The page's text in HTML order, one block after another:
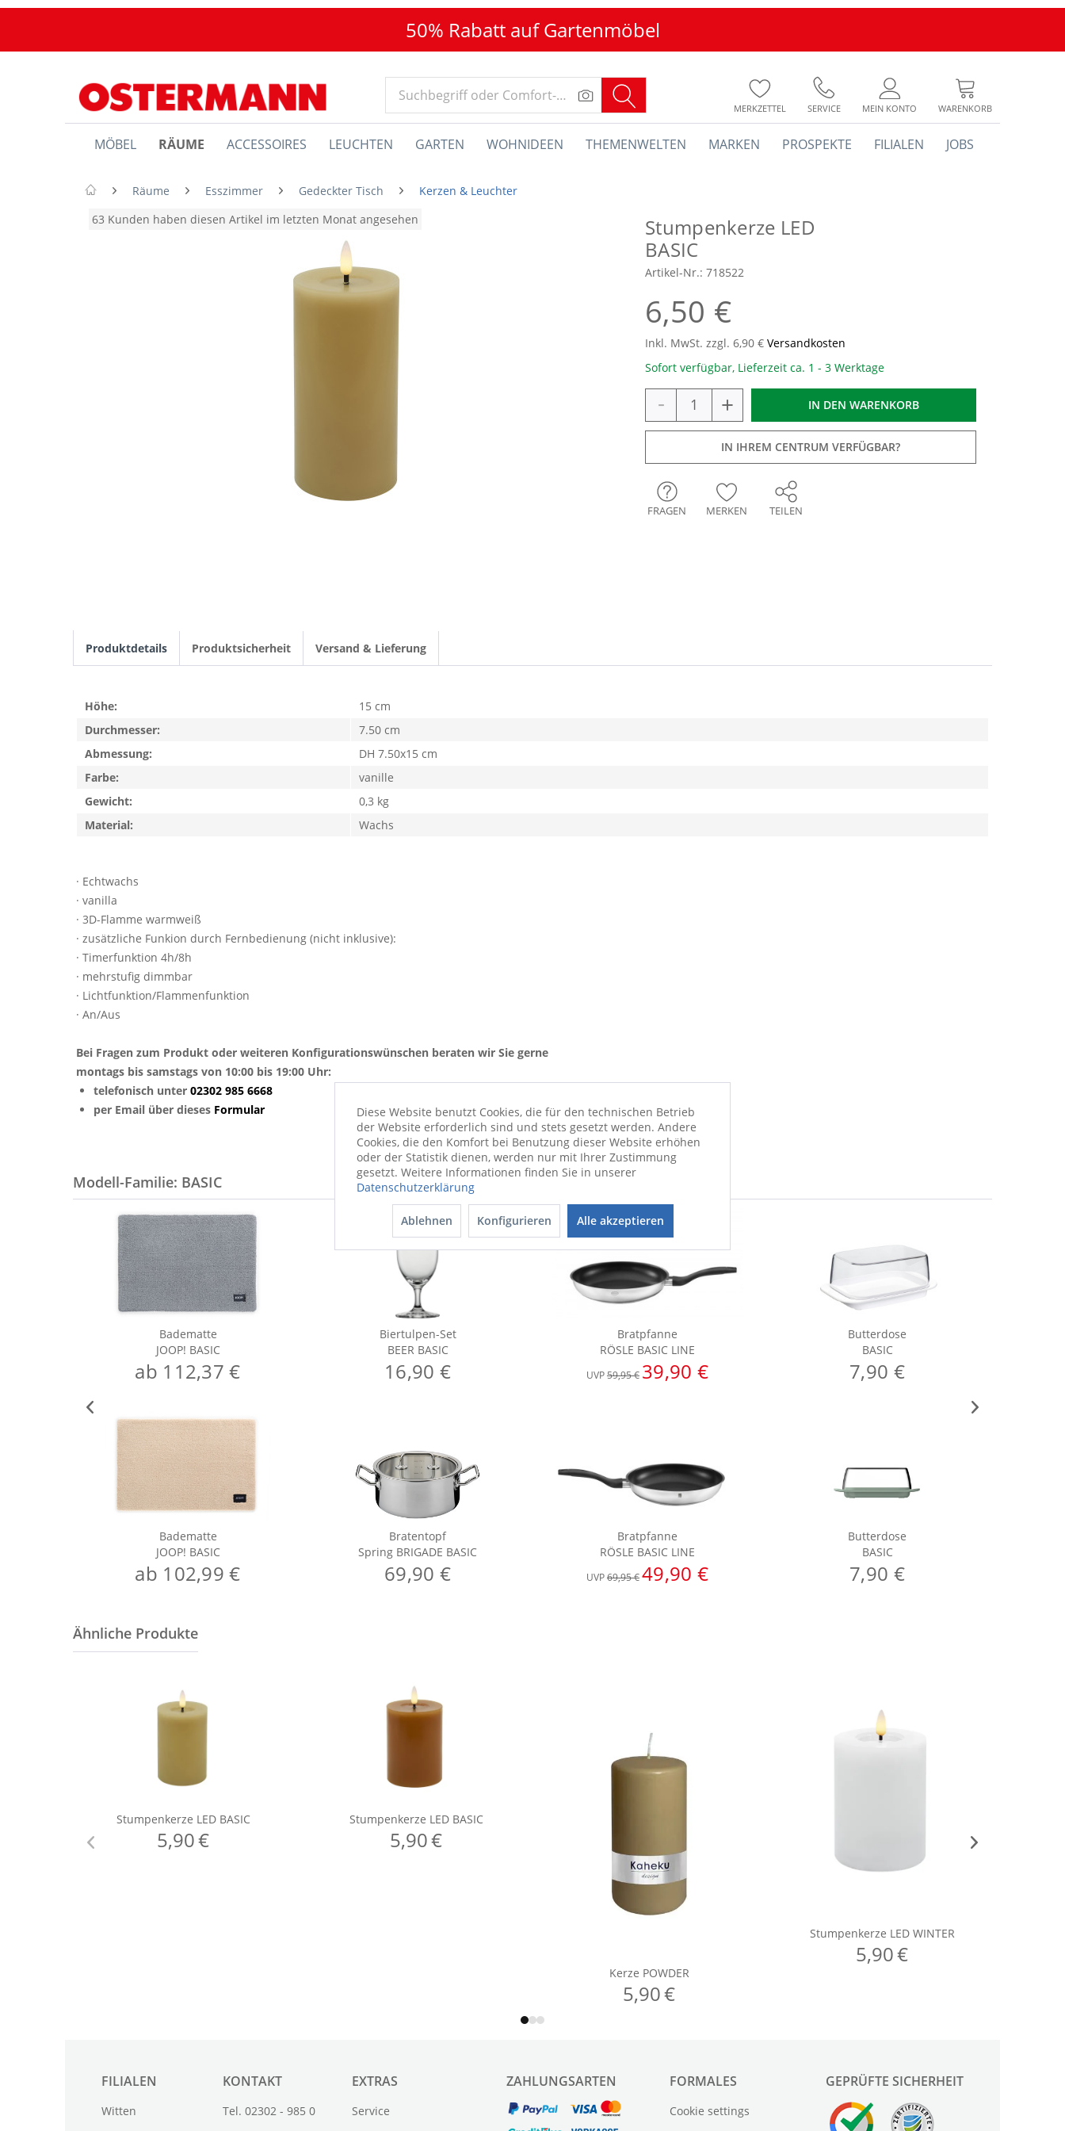
50% Rabatt auf Gartenmöbel
MERKZETTEL SERVICE MEIN KONTO WARENKORB
MÖBEL RÄUME ACCESSOIRES LEUCHTEN GARTEN WOHNIDEEN THEMENWELTEN MARKEN PROSPEKTE FILIALEN JOBS
Räume Esszimmer Gedeckter Tisch
Kerzen & Leuchter
63 Kunden haben diesen Artikel im letzten Monat angesehen
Stumpenkerze LED
BASIC
Artikel-Nr.: 718522
6,50 €
Inkl. MwSt. zzgl. 6,90 € Versandkosten
Sofort verfügbar, Lieferzeit ca. 1 - 3 Werktage
- + IN DEN WARENKORB
IN IHREM CENTRUM VERFÜGBAR?
FRAGEN MERKEN TEILEN
Produktdetails Produktsicherheit Versand & Lieferung
· Echtwachs
· vanilla
· 3D-Flamme warmweiß
· zusätzliche Funkion durch Fernbedienung (nicht inklusive):
· Timerfunktion 4h/8h
· mehrstufig dimmbar
· Lichtfunktion/Flammenfunktion
· An/Aus
Bei Fragen zum Produkt oder weiteren Konfigurationswünschen beraten wir Sie gerne
montags bis samstags von 10:00 bis 19:00 Uhr:
telefonisch unter 02302 985 6668
per Email über dieses Formular
Höhe:
15 cm
Durchmesser:
7.50 cm
Abmessung:
DH 7.50x15 cm
Farbe:
vanille
Gewicht:
0,3 kg
Material:
Wachs
Modell-Familie: BASIC
Badematte
JOOP! BASIC
ab 112,37 €
Badematte
JOOP! BASIC
ab 102,99 €
Biertulpen-Set
BEER BASIC
16,90 €
Bratentopf
Spring BRIGADE BASIC
69,90 €
Bratpfanne
RÖSLE BASIC LINE
UVP59,95 € 39,90 €
Bratpfanne
RÖSLE BASIC LINE
UVP69,95 €49,90 €
Butterdose
BASIC
7,90 €
Butterdose
BASIC
7,90 €
FILIALEN
Witten
KONTAKT
Tel. 02302 - 985 0
EXTRAS
Service
ZAHLUNGSARTEN FORMALES
Cookie settings
GEPRÜFTE SICHERHEIT
Diese Website benutzt Cookies, die für den technischen Betrieb
der Website erforderlich sind und stets gesetzt werden. Andere
Cookies, die den Komfort bei Benutzung dieser Website erhöhen
oder der Statistik dienen, werden nur mit Ihrer Zustimmung
gesetzt. Weitere Informationen finden Sie in unserer
Datenschutzerklärung
Ablehnen Konfigurieren Alle akzeptieren